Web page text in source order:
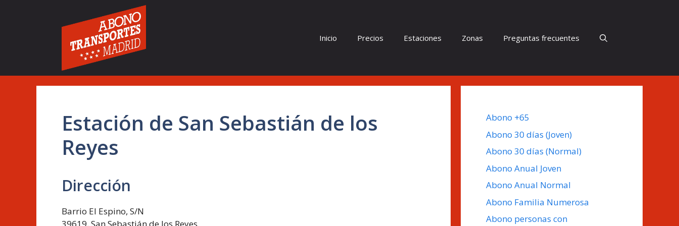
Inicio Precios Estaciones Zonas Preguntas frecuentes
Estación de San Sebastián de los
Reyes
Dirección
Barrio El Espino, S/N
Abono +65
Abono 30 días (Joven)
Abono 30 días (Normal)
Abono Anual Joven
Abono Anual Normal
Abono Familia Numerosa
Abono personas con